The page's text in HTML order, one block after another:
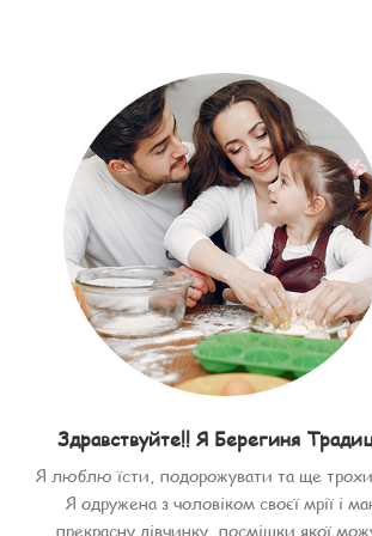
Здравствуйте!! Я Берегиня
Я люблю їсти, подорожувати та ще трохи
Я одружена з чоловіком своєї мрії і
прекрасну дівчинку, посмішки якої